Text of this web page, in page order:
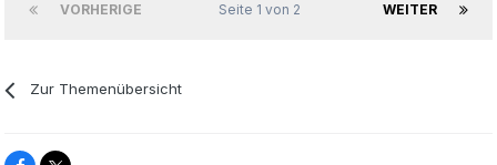
VORHERIGE WEITER
Seite 1 von 2
Zur Themenübersicht